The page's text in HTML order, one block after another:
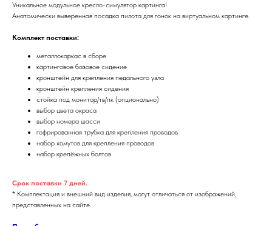
Уникальное модульное кресло-симулятор картинга!
Анатомически выверенная посадка пилота для гонок на виртуальном картинге.
Комплект поставки:
металлокаркас в сборе
картинговое базовое сидение
кронштейн для крепления педального узла
кронштейн крепления сидения
стойка под монитор/тв/пк (опционально)
выбор цвета окраса
выбор номера шасси
гофрированная трубка для крепления проводов
набор хомутов для крепления проводов
набор крепёжных болтов
Срок поставки 7 дней.
* Комплектация и внешний вид изделия, могут отличаться от изображений,
представленных на сайте.